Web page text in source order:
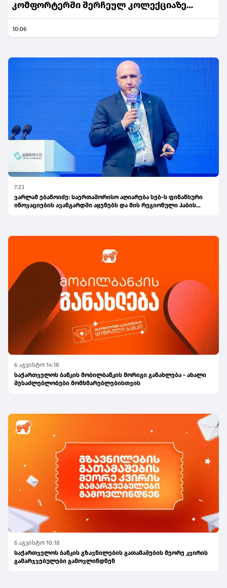
კომფორტერში შერჩეულ კოლექციაზე
საქართველოს ნაწილ-ნაწილ გადახდისას
10:06
7:23
ვარლამ ებანოიძე: საერთაშორისო აღიარება სებ-ს ფინანსური
ინოვაციების ავანგარდში აყენებს და მის რეგიონული ჰაბის
6 აგვისტო 14:18
საქართველოს ბანკის მობილბანკის მორიგი განახლება - ახალი
შესაძლებლობები მომხმარებლებისთვის
6 აგვისტო 10:18
საქართველოს ბანკის გზავნილების გათამაშების მეორე კვირის
გამარჯვებულები გამოვლინდნენ